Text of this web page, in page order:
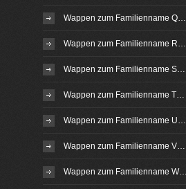
Wappen zum Familienname Q…
Wappen zum Familienname R…
Wappen zum Familienname S…
Wappen zum Familienname T…
Wappen zum Familienname U…
Wappen zum Familienname V…
Wappen zum Familienname W…